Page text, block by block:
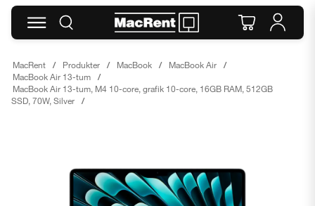
MacRent Produkter MacBook
MacBook Air
MacBook Air 13-tum
MacBook Air 13-tum, M4 10-core, grafik 10-core, 16GB RAM, 512GB
SSD, 70W, Silver